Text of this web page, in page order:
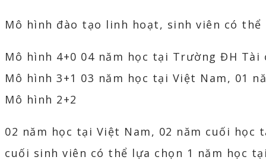
Mô hình đào tạo linh hoạt, sinh viên có
Mô hình 4+0 04 năm học tại Trường ĐH
Mô hình 3+1 03 năm học tại Việt Nam, 01
Mô hình 2+2
02 năm học tại Việt Nam, 02 năm cuối học
cuối sinh viên có thể lựa chọn 1 năm học